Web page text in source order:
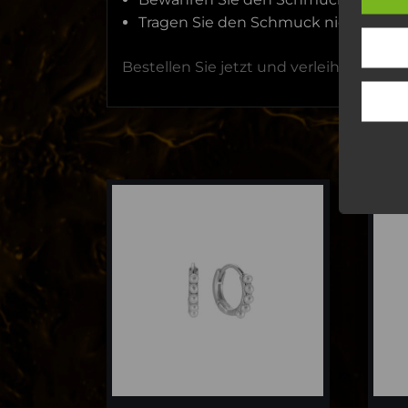
Tragen Sie den Schmuck nicht beim
Bestellen Sie jetzt und verleihen Sie